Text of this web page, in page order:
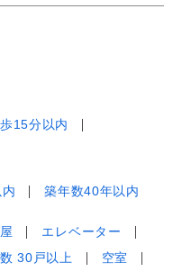
15分以内
築年数40年以内
エレベーター
30戸以上
空室